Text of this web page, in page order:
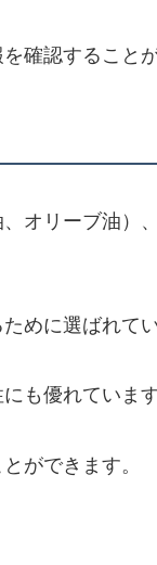
確認することが
オリーブ油）
めに選ばれてい
も優れています
ができます。